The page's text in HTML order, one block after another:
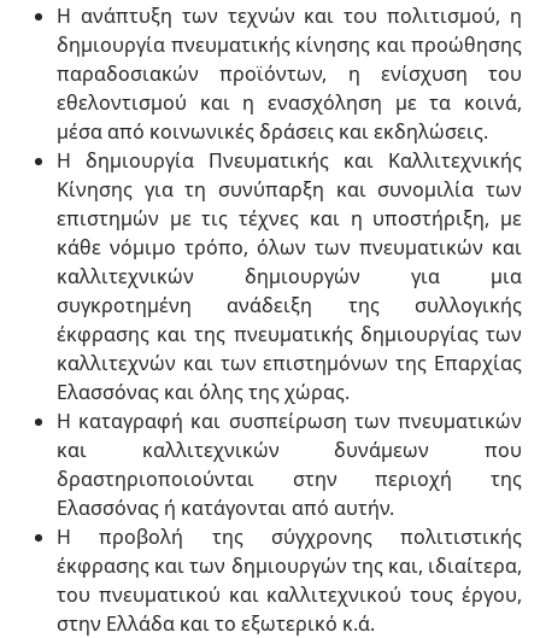
Η ανάπτυξη των τεχνών και του πολιτισμού, η
δημιουργία πνευματικής κίνησης και προώθησης
παραδοσιακών προϊόντων, η ενίσχυση του
εθελοντισμού και η ενασχόληση με τα κοινά,
μέσα από κοινωνικές δράσεις και εκδηλώσεις.
Η δημιουργία Πνευματικής και Καλλιτεχνικής
Κίνησης για τη συνύπαρξη και συνομιλία των
επιστημών με τις τέχνες και η υποστήριξη, με
κάθε νόμιμο τρόπο, όλων των πνευματικών και
καλλιτεχνικών δημιουργών για μια
συγκροτημένη ανάδειξη της συλλογικής
έκφρασης και της πνευματικής δημιουργίας των
καλλιτεχνών και των επιστημόνων της Επαρχίας
Ελασσόνας και όλης της χώρας.
Η καταγραφή και συσπείρωση των πνευματικών
και καλλιτεχνικών δυνάμεων που
δραστηριοποιούνται στην περιοχή της
Ελασσόνας ή κατάγονται από αυτήν.
Η προβολή της σύγχρονης πολιτιστικής
έκφρασης και των δημιουργών της και, ιδιαίτερα,
του πνευματικού και καλλιτεχνικού τους έργου,
στην Ελλάδα και το εξωτερικό κ.ά.